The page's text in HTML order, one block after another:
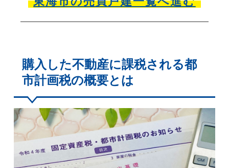
購入した不動産に課税される都
市計画税の概要とは